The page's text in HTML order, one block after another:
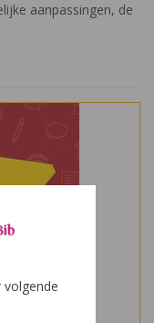
aanpassingen, de